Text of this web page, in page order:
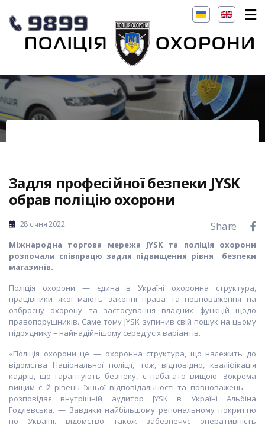
Задля професійної безпеки JYSK
обрав поліцію охорони
28 січня 2022 Share
Міжнародна торгова мережа JYSK та поліція охорони
розпочали співпрацю задля підвищення рівня безпеки
магазинів.
Поліція охорони — єдина в Україні охоронна структура,
працівники якої мають законні права та повноваження на
озброєну охорону та застосування владних функцій щодо
правопорушників. Саме тому JYSK зупинив свій пошук на цьому
підряднику – найнадійнішому серед усіх варіантів.
«Поліція охорони це — охоронна структура, що належить до
відомства Національної поліції, тож, відповідно, кваліфікація
кадрів, що гарантують безпеку, є набагато вищою. Зокрема
вищим є й рівень їхньої відповідальності та повноважень, —
розповідає внутрішній аудитор JYSK в Україні Альбіна
Годлевська. — Завдяки найбільшому регіональному покриттю
по Україні, відомство також забезпечує оперативність